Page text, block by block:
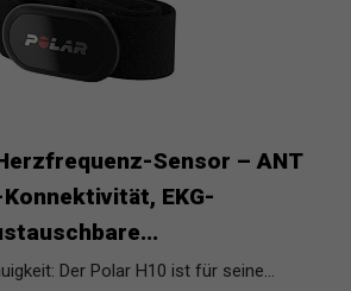
Sensor – ANT
EKG-
Der Polar H10 ist für seine...